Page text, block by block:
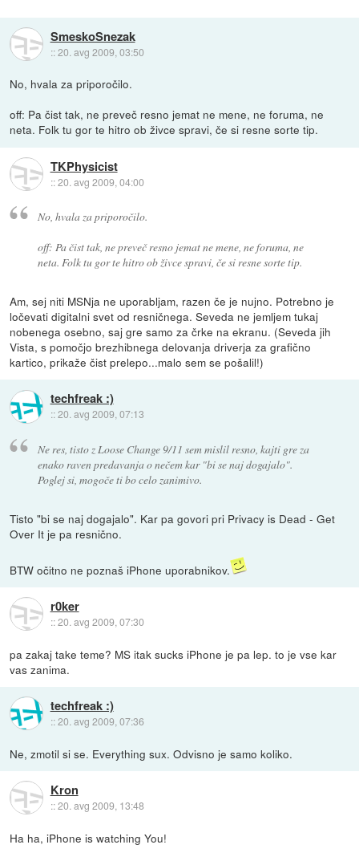
SmeskoSnezak
::20. avg 2009, 03:50
No, hvala za priporočilo.
off: Pa čist tak, ne preveč resno jemat ne mene, ne foruma, ne
neta. Folk tu gor te hitro ob živce spravi, če si resne sorte tip.
TKPhysicist
::20. avg 2009, 04:00
No, hvala za priporočilo.
off: Pa čist tak, ne preveč resno jemat ne mene, ne foruma, ne
neta. Folk tu gor te hitro ob živce spravi, če si resne sorte tip.
Am, sej niti MSNja ne uporabljam, razen če je nujno. Potrebno je
ločevati digitalni svet od resničnega. Seveda ne jemljem tukaj
nobenega osebno, saj gre samo za črke na ekranu. (Seveda jih
Vista, s pomočjo brezhibnega delovanja driverja za grafično
kartico, prikaže čist prelepo...malo sem se pošalil!)
techfreak :)
::20. avg 2009, 07:13
Ne res, tisto z Loose Change 9/11 sem mislil resno, kajti gre za
enako raven predavanja o nečem kar "bi se naj dogajalo".
Poglej si, mogoče ti bo celo zanimivo.
Tisto "bi se naj dogajalo". Kar pa govori pri Privacy is Dead - Get
Over It je pa resnično.
BTW očitno ne poznaš iPhone uporabnikov.
r0ker
::20. avg 2009, 07:30
pa zakaj take teme? MS itak sucks iPhone je pa lep. to je vse kar
vas zanima.
techfreak :)
::20. avg 2009, 07:36
Ne, zmotil si se. Everything sux. Odvisno je samo koliko.
Kron
::20. avg 2009, 13:48
Ha ha, iPhone is watching You!